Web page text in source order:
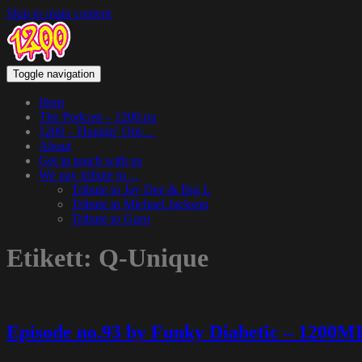
Skip to main content
Toggle navigation
Hem
The Podcast – 1200.nu
1200 – Hangin’ Out…
About
Get in touch with us
We pay tribute to…
Tribute to Jay Dee & Big L
Tribute to Michael Jackson
Tribute to Guru
Etikett: Q-Unique
Episode no.93 by Funky Diabetic –